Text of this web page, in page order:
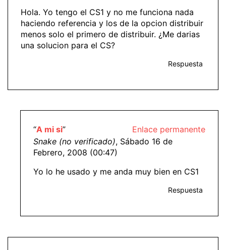
Hola. Yo tengo el CS1 y no me funciona nada
haciendo referencia y los de la opcion distribuir
menos solo el primero de distribuir. ¿Me darias
una solucion para el CS?
Respuesta
Enlace permanente
“A mi si”
Snake (no verificado), Sábado 16 de
Febrero, 2008 (00:47)
Yo lo he usado y me anda muy bien en CS1
Respuesta